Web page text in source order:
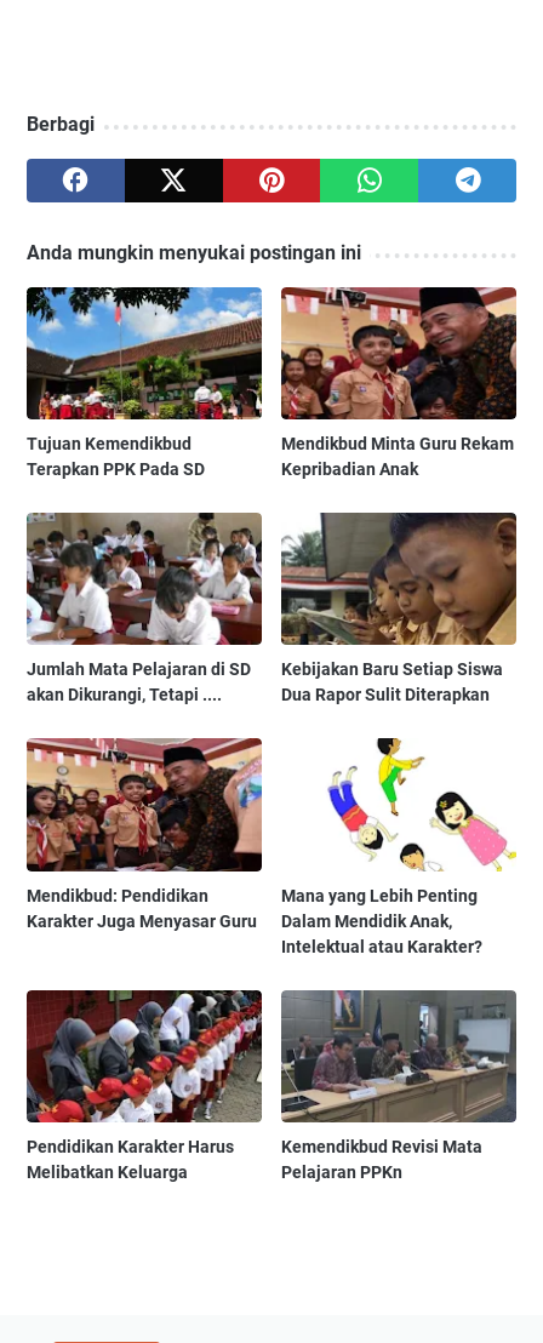
Berbagi
Anda mungkin menyukai postingan ini
Tujuan Kemendikbud
Terapkan PPK Pada SD
Mendikbud Minta Guru Rekam
Kepribadian Anak
Jumlah Mata Pelajaran di SD
akan Dikurangi, Tetapi ....
Kebijakan Baru Setiap Siswa
Dua Rapor Sulit Diterapkan
Mendikbud: Pendidikan
Karakter Juga Menyasar Guru
Mana yang Lebih Penting
Dalam Mendidik Anak,
Intelektual atau Karakter?
Pendidikan Karakter Harus
Melibatkan Keluarga
Kemendikbud Revisi Mata
Pelajaran PPKn